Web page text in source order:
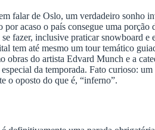
falar de Oslo, um verdadeiro sonho
por acaso o país consegue uma
fazer, inclusive praticar snowboard e
tem até mesmo um tour temático
obras do artista Edvard Munch e a
da temporada. Fato curioso:
o oposto do que é, “inferno”.